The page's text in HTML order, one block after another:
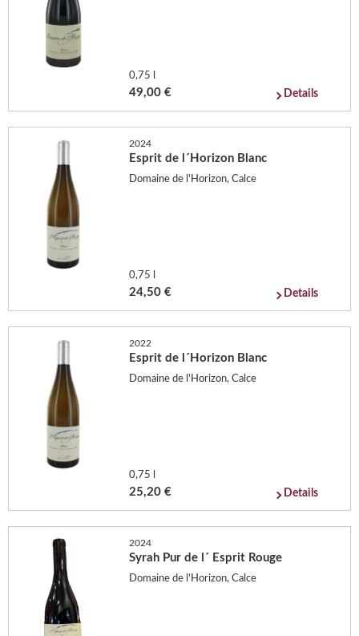
0,75 l
49,00 € Details
2024
Esprit de l´Horizon Blanc
Domaine de l'Horizon, Calce
0,75 l
24,50 € Details
2022
Esprit de l´Horizon Blanc
Domaine de l'Horizon, Calce
0,75 l
25,20 € Details
2024
Syrah Pur de l´ Esprit Rouge
Domaine de l'Horizon, Calce